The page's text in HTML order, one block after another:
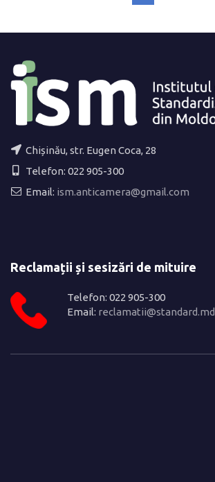
Chișinău, str. Eugen Coca, 28
Telefon: 022 905-300
Email: ism.anticamera@gmail.com
Reclamații și sesizări de mituire
Telefon: 022 905-300
Email: reclamatii@standard.md